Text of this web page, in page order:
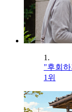
1.
"후회
1위